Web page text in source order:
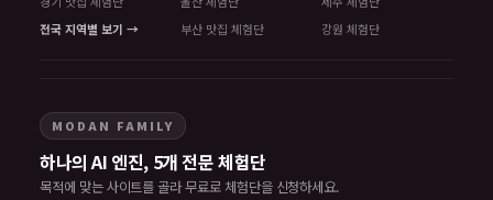
전국 지역별 보기 →
부산 맛집 체험단
강원 체험단
MODAN FAMILY
하나의 AI 엔진, 5개 전문 체험단
목적에 맞는 사이트를 골라 무료로 체험단을 신청하세요.